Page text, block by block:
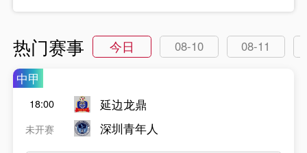
热门赛事 今日 08-10
08-11
中甲
18:00
未开赛
延边龙鼎
深圳青年人